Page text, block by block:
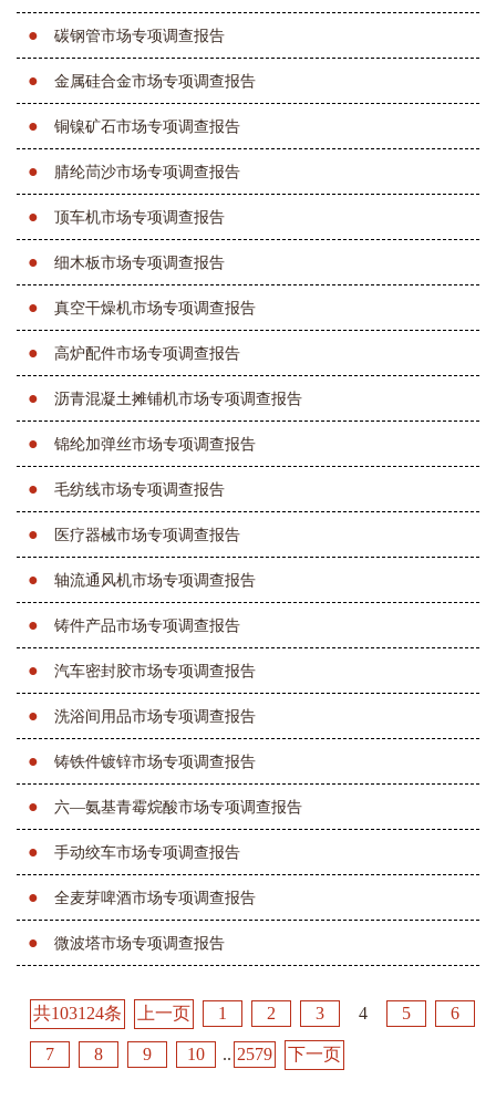
● 碳钢管市场专项调查报告
● 金属硅合金市场专项调查报告
● 铜镍矿石市场专项调查报告
● 腈纶茼沙市场专项调查报告
● 顶车机市场专项调查报告
● 细木板市场专项调查报告
● 真空干燥机市场专项调查报告
● 高炉配件市场专项调查报告
● 沥青混凝土摊铺机市场专项调查报告
● 锦纶加弹丝市场专项调查报告
● 毛纺线市场专项调查报告
● 医疗器械市场专项调查报告
● 轴流通风机市场专项调查报告
● 铸件产品市场专项调查报告
● 汽车密封胶市场专项调查报告
● 洗浴间用品市场专项调查报告
● 铸铁件镀锌市场专项调查报告
● 六—氨基青霉烷酸市场专项调查报告
● 手动绞车市场专项调查报告
● 全麦芽啤酒市场专项调查报告
● 微波塔市场专项调查报告
共103124条 上一页 1 2 3 4 5 6
7 8 9 10 .. 2579 下一页